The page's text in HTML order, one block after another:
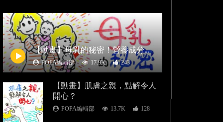
【
動畫】母乳的秘密！營養成分超過200種，還會自動追蹤BB成長需要？
POPA編輯部 17.9K 243
【動畫】肌膚之親，點解令人
開心？
POPA編輯部 13.7K 128